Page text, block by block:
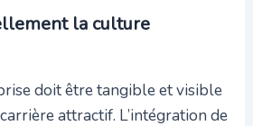
la culture
doit être tangible et visible
attractif. L’intégration de